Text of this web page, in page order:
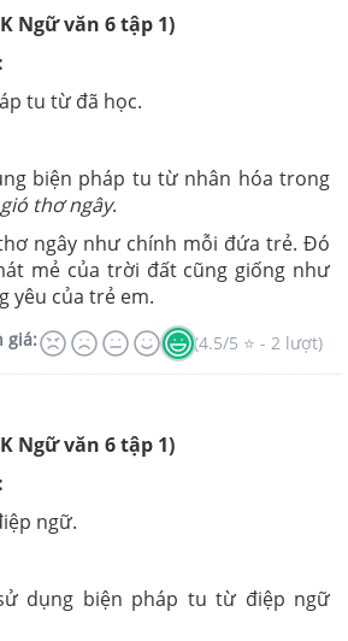
Ngữ văn 6 tập 1)
tu từ đã học.
biện pháp tu từ nhân hóa trong
thơ ngây.
ngây như chính mỗi đứa trẻ. Đó
mẻ của trời đất cũng giống như
yêu của trẻ em.
giá: (4.5/5 ⭐ - 2 lượt)
Ngữ văn 6 tập 1)
ngữ.
dụng biện pháp tu từ điệp ngữ